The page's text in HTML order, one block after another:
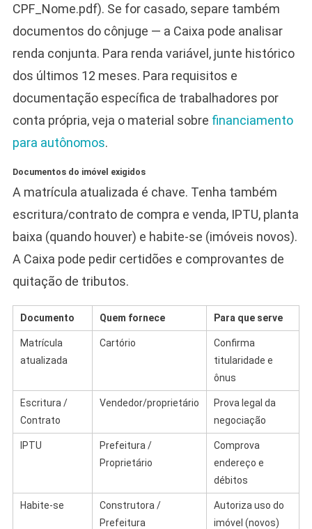
CPF_Nome.pdf). Se for casado, separe também
documentos do cônjuge — a Caixa pode analisar
renda conjunta. Para renda variável, junte histórico
dos últimos 12 meses. Para requisitos e
documentação específica de trabalhadores por
conta própria, veja o material sobre financiamento
para autônomos.
Documentos do imóvel exigidos
A matrícula atualizada é chave. Tenha também
escritura/contrato de compra e venda, IPTU, planta
baixa (quando houver) e habite-se (imóveis novos).
A Caixa pode pedir certidões e comprovantes de
quitação de tributos.
Documento Quem fornece Para que serve
Matrícula
atualizada
Cartório
Confirma
titularidade e
ônus
Escritura /
Contrato
Vendedor/proprietário
Prova legal da
negociação
IPTU
Prefeitura /
Proprietário
Comprova
endereço e
débitos
Habite-se
Construtora /
Prefeitura
Autoriza uso do
imóvel (novos)